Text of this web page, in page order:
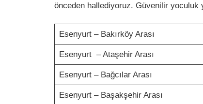
önceden hallediyoruz. Güvenilir yoculuk
Esenyurt – Bakırköy Arası
Esenyurt – Ataşehir Arası
Esenyurt – Bağcılar Arası
Esenyurt – Başakşehir Arası